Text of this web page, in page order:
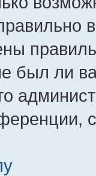
был ли